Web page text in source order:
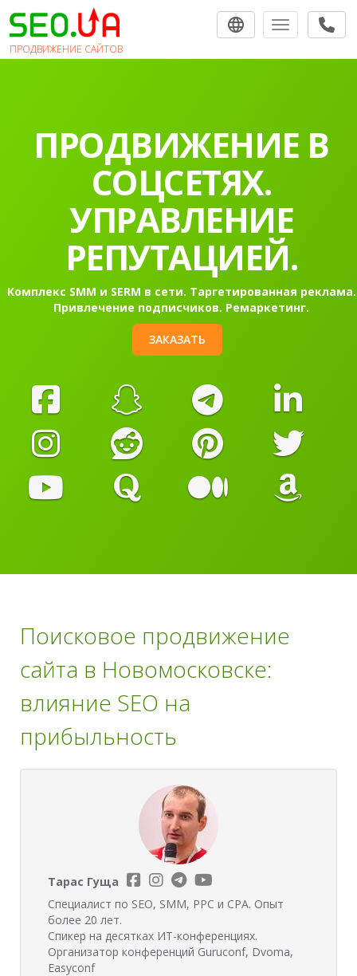
ПРОДВИЖЕНИЕ САЙТОВ
Toggle
ПРОДВИЖЕНИЕ В
СОЦСЕТЯХ.
УПРАВЛЕНИЕ
РЕПУТАЦИЕЙ.
Комплекс SMM и SERM в сети. Таргетированная реклама.
Привлечение подписчиков. Ремаркетинг.
ЗАКАЗАТЬ
Поисковое продвижение
сайта в Новомосковске:
влияние SEO на
прибыльность
Тарас Гуща
Специалист по SEO, SMM, PPC и CPA. Опыт
более 20 лет.
Спикер на десятках ИТ-конференциях.
Организатор конференций Guruconf, Dvoma,
Easyconf